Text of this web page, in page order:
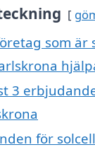
som är
3
för